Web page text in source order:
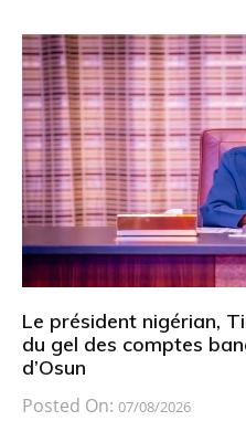
Le président nigérian,
du gel des comptes
d’Osun
Posted On: 07/08/2026